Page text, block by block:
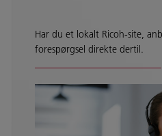
Har du et lokalt Ricoh-site,
forespørgsel direkte dertil.